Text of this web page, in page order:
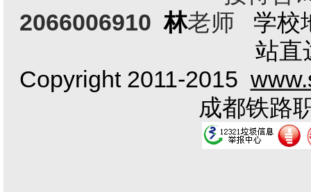
2066006910林老师 学校
站直
Copyright 2011-2015
成都铁路